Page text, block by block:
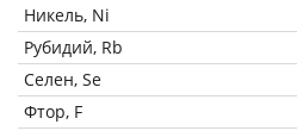
Никель, Ni
Рубидий, Rb
Селен, Se
Фтор, F